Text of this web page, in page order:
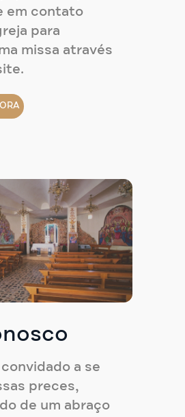
em contato
para
missa através
a se
preces,
de um abraço